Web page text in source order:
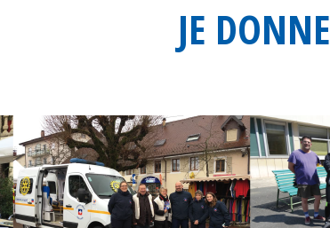
JE DONNE